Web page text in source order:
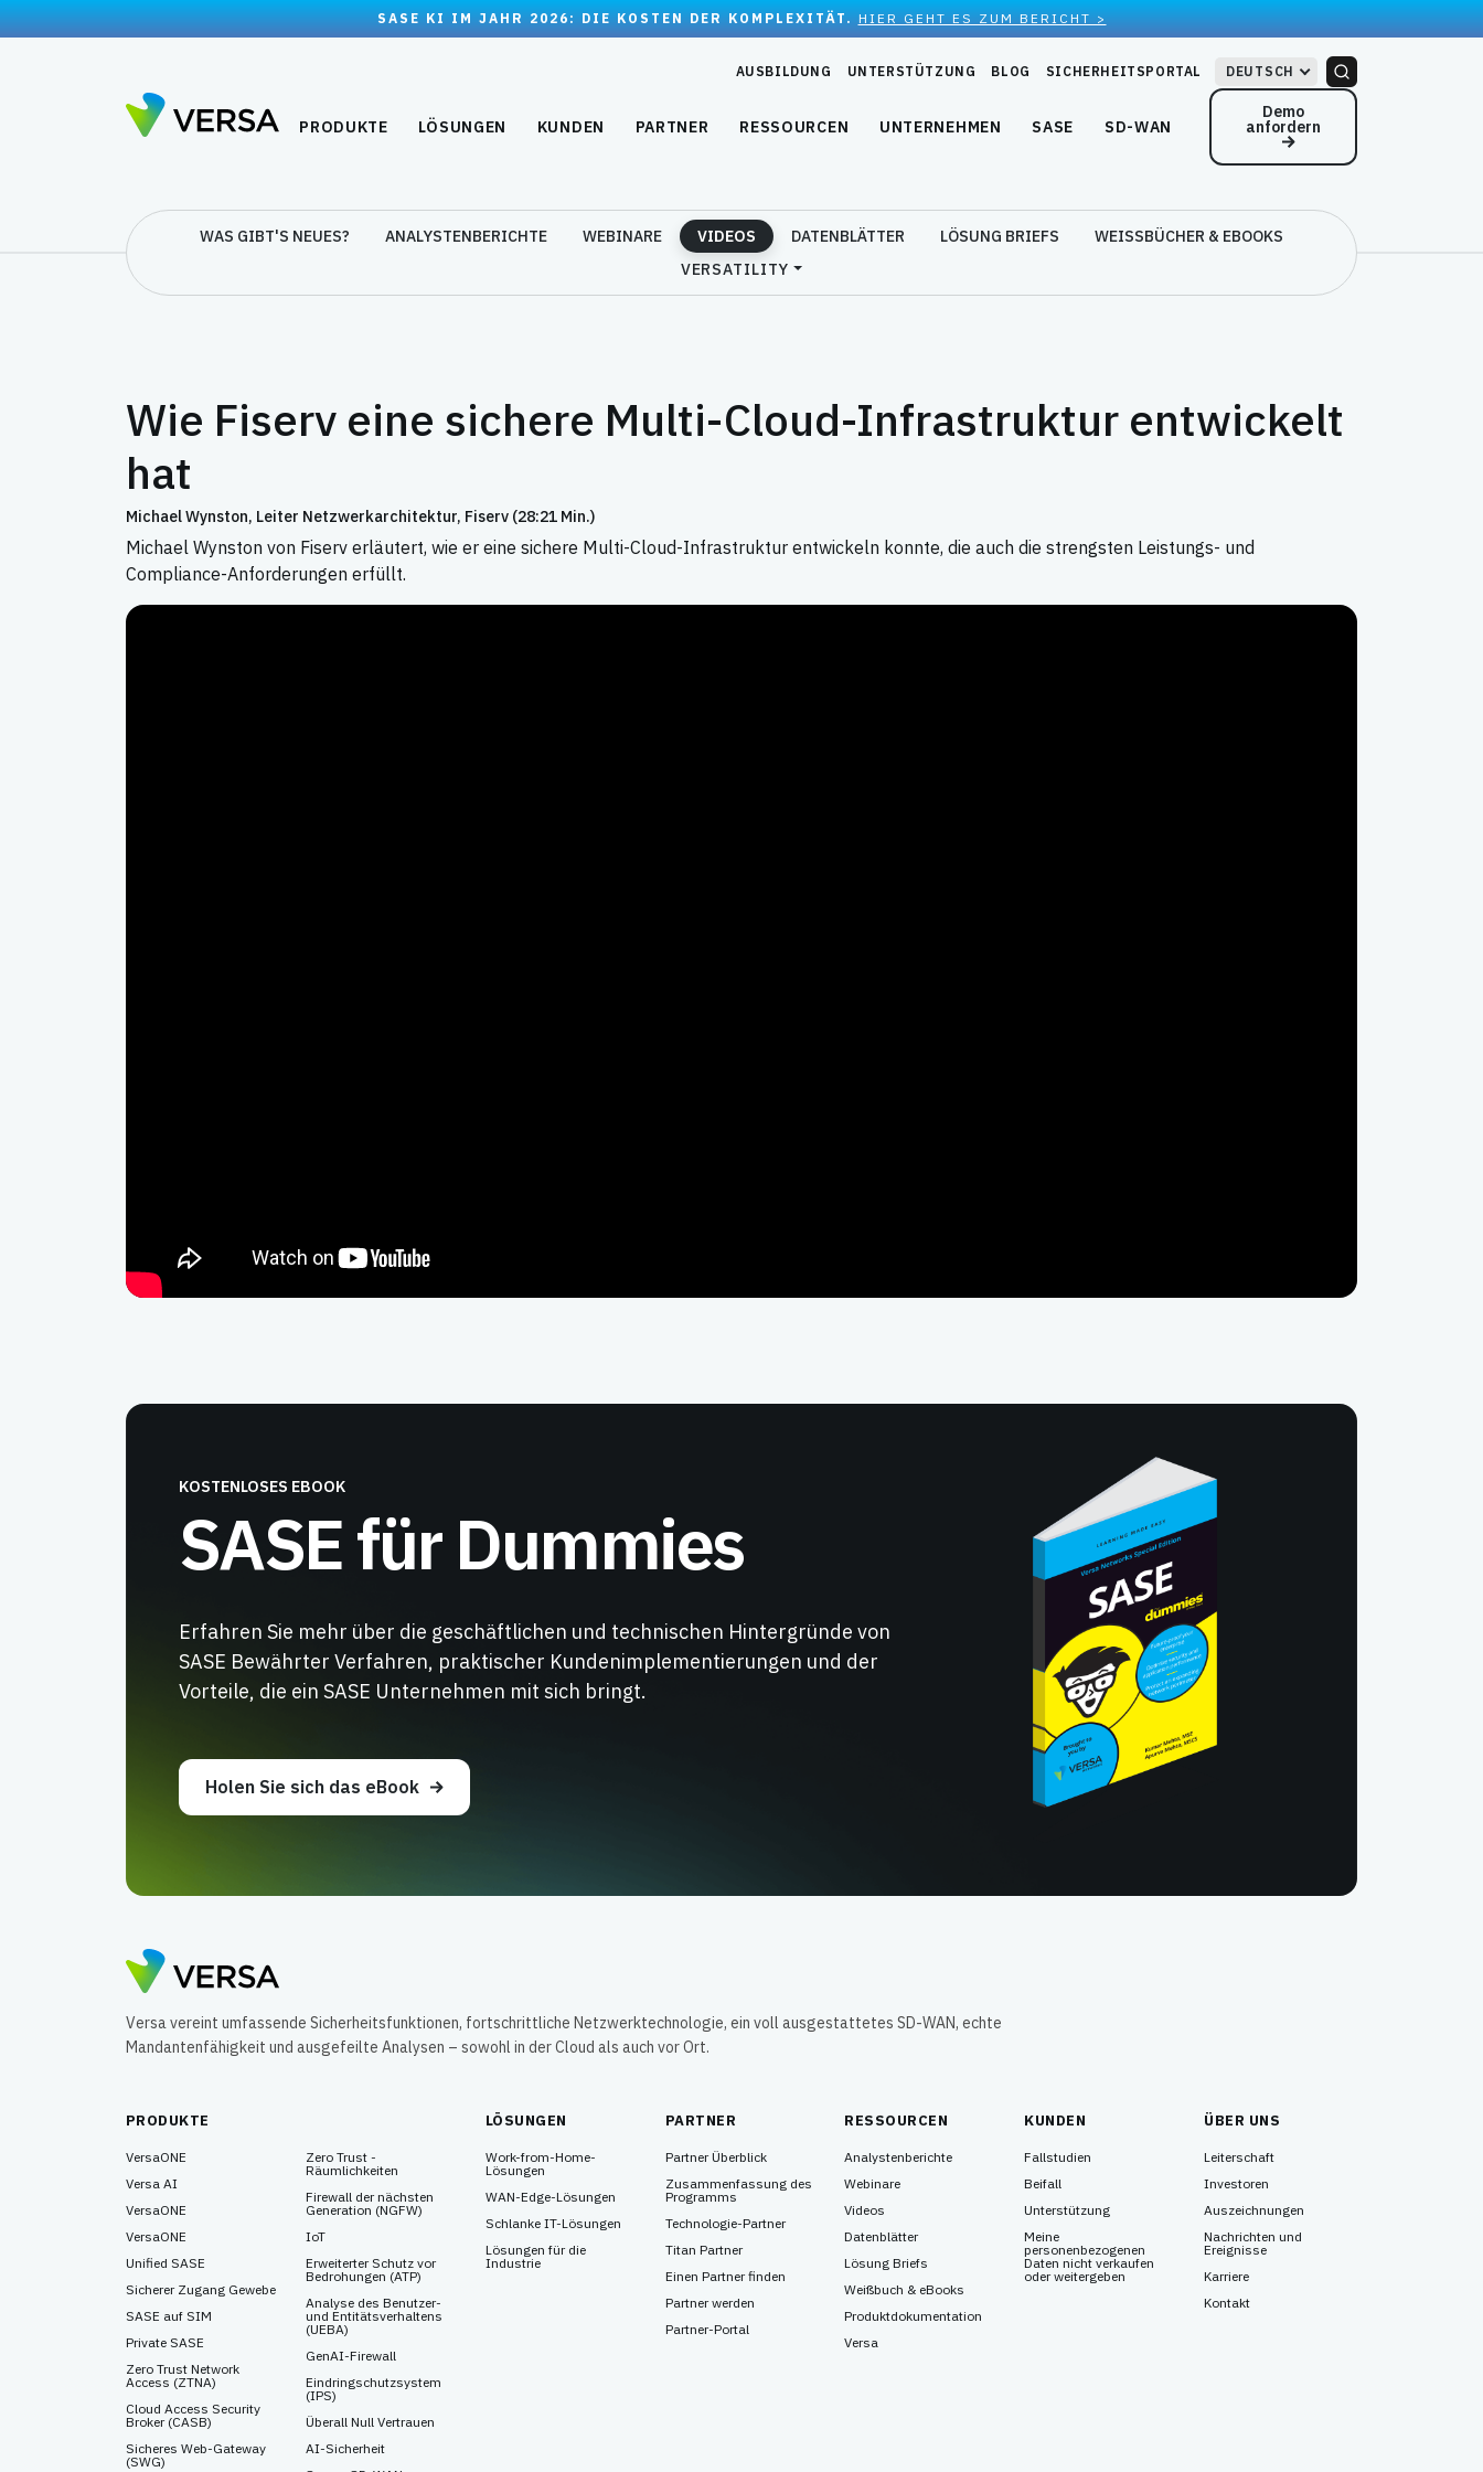
SASE KI IM JAHR 2026: DIE KOSTEN DER KOMPLEXITÄT. HIER GEHT ES ZUM BERICHT >
AUSBILDUNG UNTERSTÜTZUNG BLOG SICHERHEITSPORTAL DEUTSCH
PRODUKTE LÖSUNGEN KUNDEN PARTNER RESSOURCEN UNTERNEHMEN SASE SD-WAN
Demo
anfordern
WAS GIBT'S NEUES? ANALYSTENBERICHTE WEBINARE VIDEOS DATENBLÄTTER LÖSUNG BRIEFS
WEISSBÜCHER & EBOOKS
VERSATILITY
Wie Fiserv eine sichere Multi-Cloud-Infrastruktur entwickelt
hat
Michael Wynston, Leiter Netzwerkarchitektur, Fiserv (28:21 Min.)
Michael Wynston von Fiserv erläutert, wie er eine sichere Multi-Cloud-Infrastruktur entwickeln konnte, die auch die strengsten Leistungs- und
Compliance-Anforderungen erfüllt.
KOSTENLOSES EBOOK
SASE für Dummies
Erfahren Sie mehr über die geschäftlichen und technischen Hintergründe von
SASE Bewährter Verfahren, praktischer Kundenimplementierungen und der
Vorteile, die ein SASE Unternehmen mit sich bringt.
Holen Sie sich das eBook
Versa vereint umfassende Sicherheitsfunktionen, fortschrittliche Netzwerktechnologie, ein voll ausgestattetes SD-WAN, echte
Mandantenfähigkeit und ausgefeilte Analysen – sowohl in der Cloud als auch vor Ort.
PRODUKTE
VersaONE
Versa AI
VersaONE
VersaONE
Unified SASE
Sicherer Zugang Gewebe
SASE auf SIM
Private SASE
Zero Trust Network
Access (ZTNA)
Cloud Access Security
Broker (CASB)
Sicheres Web-Gateway
(SWG)
Zero Trust -
Räumlichkeiten
Firewall der nächsten
Generation (NGFW)
IoT
Erweiterter Schutz vor
Bedrohungen (ATP)
Analyse des Benutzer-
und Entitätsverhaltens
(UEBA)
GenAI-Firewall
Eindringschutzsystem
(IPS)
Überall Null Vertrauen
AI-Sicherheit
LÖSUNGEN
Work-from-Home-
Lösungen
WAN-Edge-Lösungen
Schlanke IT-Lösungen
Lösungen für die
Industrie
PARTNER
Partner Überblick
Zusammenfassung des
Programms
Technologie-Partner
Titan Partner
Einen Partner finden
Partner werden
Partner-Portal
RESSOURCEN
Analystenberichte
Webinare
Videos
Datenblätter
Lösung Briefs
Weißbuch & eBooks
Produktdokumentation
Versa
KUNDEN
Fallstudien
Beifall
Unterstützung
Meine
personenbezogenen
Daten nicht verkaufen
oder weitergeben
ÜBER UNS
Leiterschaft
Investoren
Auszeichnungen
Nachrichten und
Ereignisse
Karriere
Kontakt